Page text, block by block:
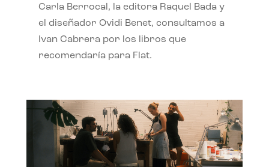
Carla Berrocal, la editora Raquel Bada y
el diseñador Ovidi Benet, consultamos a
Ivan Cabrera por los libros que
recomendaría para Flat.